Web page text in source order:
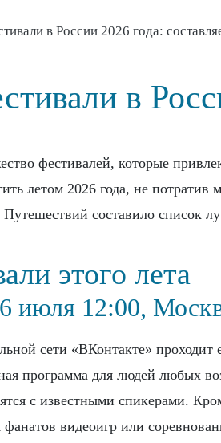
в России 2026 года:
в
фестивалей, которые
летом 2026 года, не
составило список
этого лета
июля 12:00,
сети «ВКонтакте»
программа для людей любых
с известными спикерами.
фанатов видеоигр или